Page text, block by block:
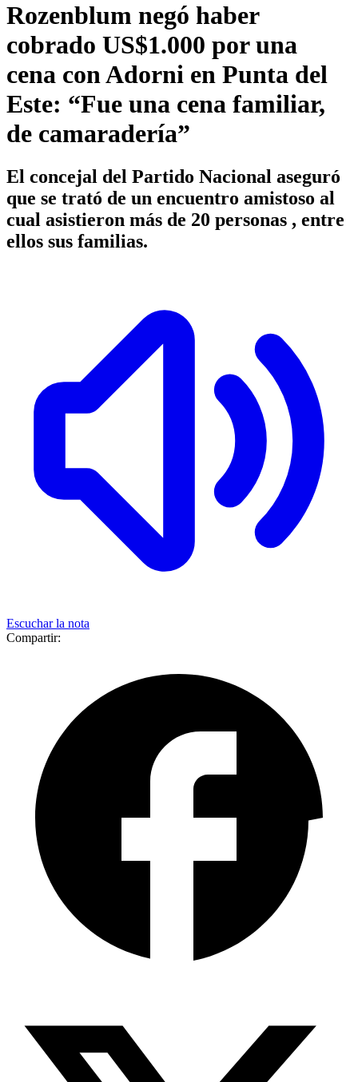
Rozenblum negó haber
cobrado US$1.000 por una
cena con Adorni en Punta del
Este: “Fue una cena familiar,
de camaradería”
El concejal del Partido Nacional aseguró
que se trató de un encuentro amistoso al
cual asistieron más de 20 personas , entre
ellos sus familias.
Escuchar la nota
Compartir: